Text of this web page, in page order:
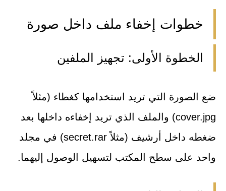
خطوات إخفاء ملف داخل صورة
الخطوة الأولى: تجهيز الملفين
ضع الصورة التي تريد استخدامها كغطاء (مثلاً
cover.jpg) والملف الذي تريد إخفاءه داخلها بعد
ضغطه داخل أرشيف (مثلاً secret.rar) في مجلد
واحد على سطح المكتب لتسهيل الوصول إليهما.